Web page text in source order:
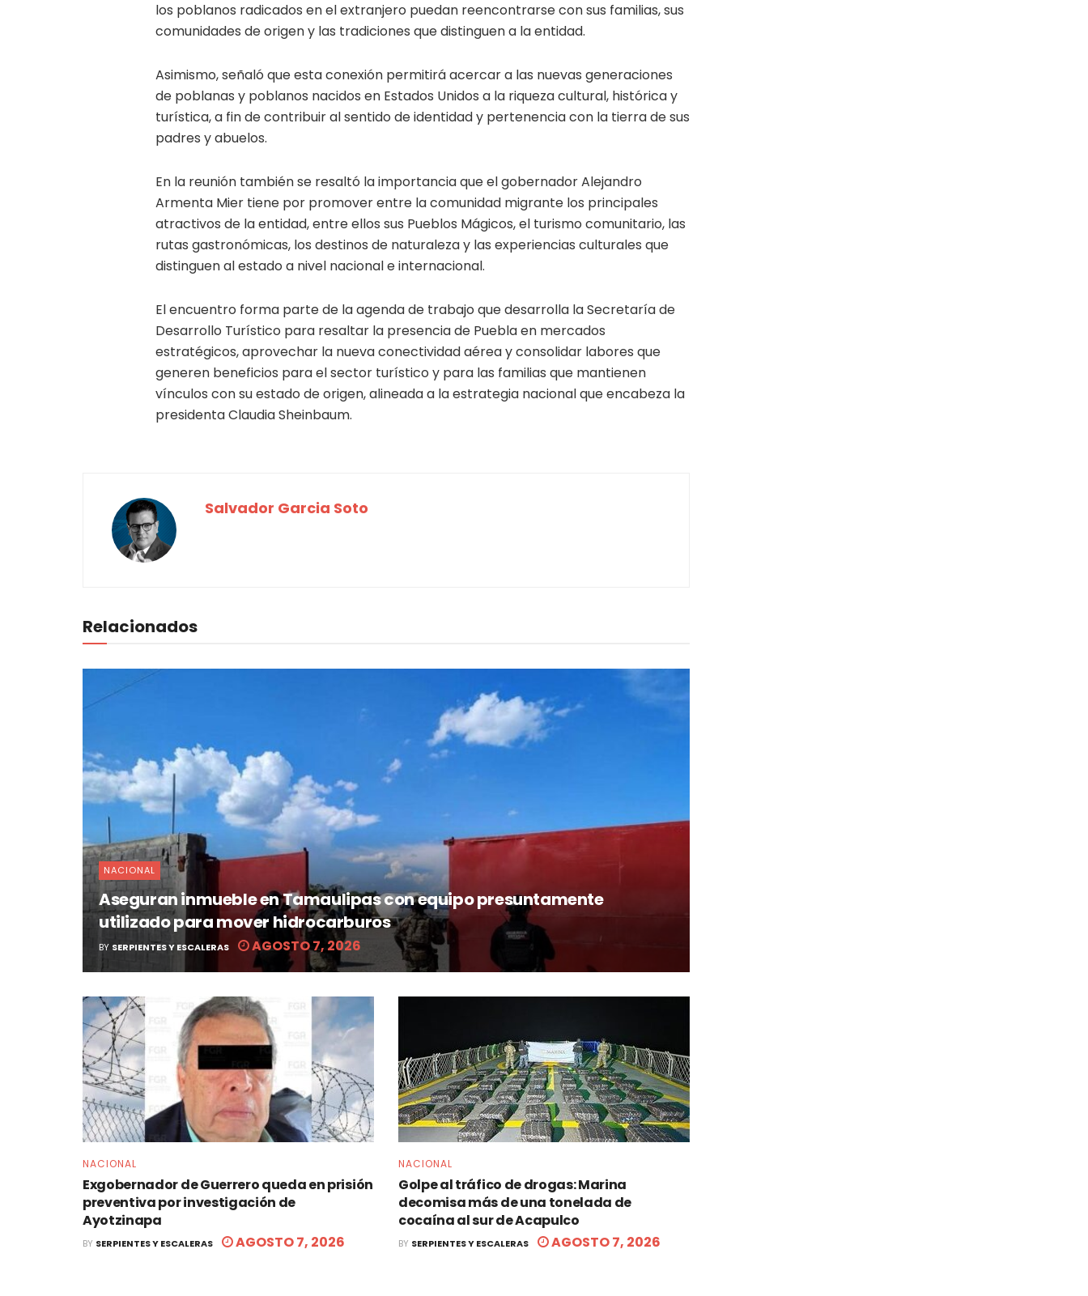
los poblanos radicados en el extranjero puedan reencontrarse con sus familias, sus
comunidades de origen y las tradiciones que distinguen a la entidad.
Asimismo, señaló que esta conexión permitirá acercar a las nuevas generaciones
de poblanas y poblanos nacidos en Estados Unidos a la riqueza cultural, histórica y
turística, a fin de contribuir al sentido de identidad y pertenencia con la tierra de sus
padres y abuelos.
En la reunión también se resaltó la importancia que el gobernador Alejandro
Armenta Mier tiene por promover entre la comunidad migrante los principales
atractivos de la entidad, entre ellos sus Pueblos Mágicos, el turismo comunitario, las
rutas gastronómicas, los destinos de naturaleza y las experiencias culturales que
distinguen al estado a nivel nacional e internacional.
El encuentro forma parte de la agenda de trabajo que desarrolla la Secretaría de
Desarrollo Turístico para resaltar la presencia de Puebla en mercados
estratégicos, aprovechar la nueva conectividad aérea y consolidar labores que
generen beneficios para el sector turístico y para las familias que mantienen
vínculos con su estado de origen, alineada a la estrategia nacional que encabeza la
presidenta Claudia Sheinbaum.
Salvador Garcia Soto
Relacionados
NACIONAL
Aseguran inmueble en Tamaulipas con equipo presuntamente
utilizado para mover hidrocarburos
BY SERPIENTES Y ESCALERAS AGOSTO 7, 2026
NACIONAL
Exgobernador de Guerrero queda en prisión
preventiva por investigación de
Ayotzinapa
BY SERPIENTES Y ESCALERAS AGOSTO 7, 2026
NACIONAL
Golpe al tráfico de drogas: Marina
decomisa más de una tonelada de
cocaína al sur de Acapulco
BY SERPIENTES Y ESCALERAS AGOSTO 7, 2026